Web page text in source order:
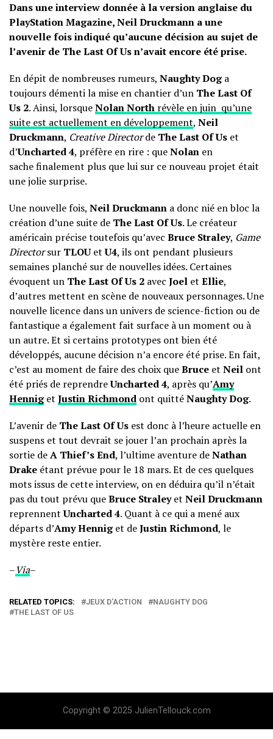
Dans une interview donnée à la version anglaise du
PlayStation Magazine, Neil Druckmann a une
nouvelle fois indiqué qu’aucune décision au sujet de
l’avenir de The Last Of Us n’avait encore été prise.
En dépit de nombreuses rumeurs, Naughty Doga
toujours démenti la mise en chantier d’un The Last Of
Us 2. Ainsi, lorsqueNolan North révèle en juin qu’une
suite est actuellement en développement, Neil
Druckmann, Creative Directorde The Last Of Us et
d’Uncharted 4, préfère en rire : queNolan en
sache finalement plus que lui sur ce nouveau projet était
une jolie surprise.
Une nouvelle fois, Neil Druckmann a donc nié en bloc la
création d’une suite de The Last Of Us. Le créateur
américain précise toutefois qu’avec Bruce Straley, Game
Directorsur TLOUetU4, ils ont pendant plusieurs
semaines planché sur de nouvelles idées. Certaines
évoquent un The Last Of Us 2 avec Joel et Ellie,
d’autres mettent en scène de nouveaux personnages. Une
nouvelle licence dans un univers de science-fiction ou de
fantastique a également fait surface à un moment ou à
un autre. Et si certains prototypes ont bien été
développés, aucune décision n’a encore été prise. En fait,
c’est au moment de faire des choix queBruce et Neil ont
été priés de reprendreUncharted 4, après qu’Amy
Henniget Justin Richmond ont quittéNaughty Dog.
L’avenir de The Last Of Us est donc à l’heure actuelle en
suspens et tout devrait se jouer l’an prochain après la
sortie deA Thief’s End, l’ultime aventure deNathan
Drake étant prévue pour le 18 mars. Et de ces quelques
mots issus de cette interview, on en déduira qu’il n’était
pas du tout prévu queBruce Straleyet Neil Druckmann
reprennentUncharted 4. Quant à ce qui a mené aux
départs d’Amy Henniget deJustin Richmond, le
mystère reste entier.
–Via–
RELATED TOPICS: JEUX D'ACTION
NAUGHTY DOG
THE LAST OF US
Copyright © 2025 JulienTellouck.com